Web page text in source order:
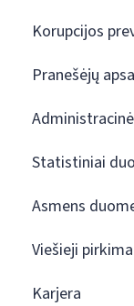
Korupcijos
Pranešėjų
Statistiniai
Asmens
Viešieji
Karjera